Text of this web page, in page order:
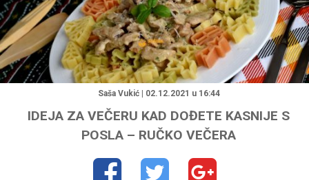
"
Saša Vukić | 02.12.2021 u 16:44
IDEJA ZA VEČERU KAD DOĐETE KASNIJE S
POSLA – RUČKO VEČERA